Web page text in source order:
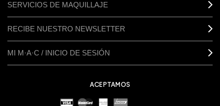
SERVICIOS DE MAQUILLAJE
RECIBE NUESTRO NEWSLETTER
MI M·A·C / INICIO DE SESIÓN
ACEPTAMOS